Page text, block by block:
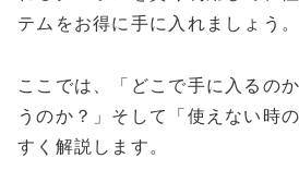
テムをお得に手に入れましょう。
ここでは、「どこで手に入るの
うのか？」そして「使えない時
すく解説します。